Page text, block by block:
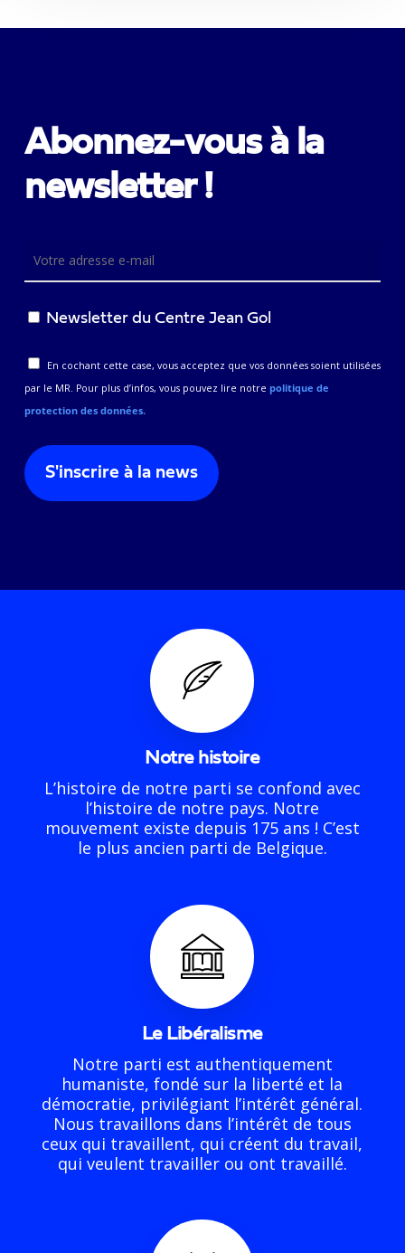
Abonnez-vous à la
newsletter !
Newsletter du Centre Jean Gol
En cochant cette case, vous acceptez que vos données soient utilisées
par le MR. Pour plus d’infos, vous pouvez lire notre politique de
protection des données.
Notre histoire
L’histoire de notre parti se confond avec
l’histoire de notre pays. Notre
mouvement existe depuis 175 ans ! C’est
le plus ancien parti de Belgique.
Le Libéralisme
Notre parti est authentiquement
humaniste, fondé sur la liberté et la
démocratie, privilégiant l’intérêt général.
Nous travaillons dans l’intérêt de tous
ceux qui travaillent, qui créent du travail,
qui veulent travailler ou ont travaillé.